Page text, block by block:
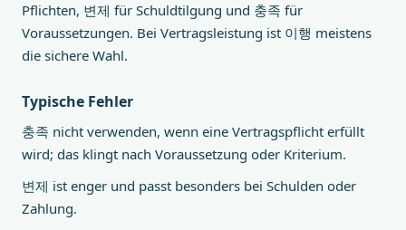
Pflichten, 변제 für Schuldtilgung und 충족 für
Voraussetzungen. Bei Vertragsleistung ist 이행 meistens
die sichere Wahl.
Typische Fehler
충족 nicht verwenden, wenn eine Vertragspflicht erfüllt
wird; das klingt nach Voraussetzung oder Kriterium.
변제 ist enger und passt besonders bei Schulden oder
Zahlung.